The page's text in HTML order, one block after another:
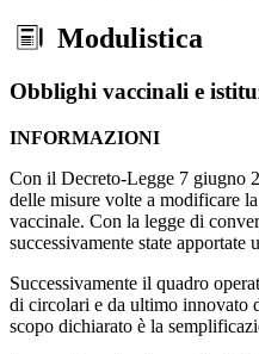
Modulistica
Obblighi vaccinali e
INFORMAZIONI
Con il Decreto-Legge 7 giugno
delle misure volte a modificare
vaccinale. Con la legge di
successivamente state
Successivamente il quadro
di circolari e da ultimo innovato
scopo dichiarato è la